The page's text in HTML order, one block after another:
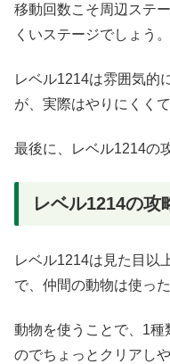
移動回数こそ周辺ステ
くいステージでしょう。
レベル1214は雰囲気的
が、実際はやりにくく
最後に、レベル1214の
レベル1214の攻
レベル1214は見た目以
で、仲間の動物は使っ
動物を使うことで、1種
のでちょっとクリアし